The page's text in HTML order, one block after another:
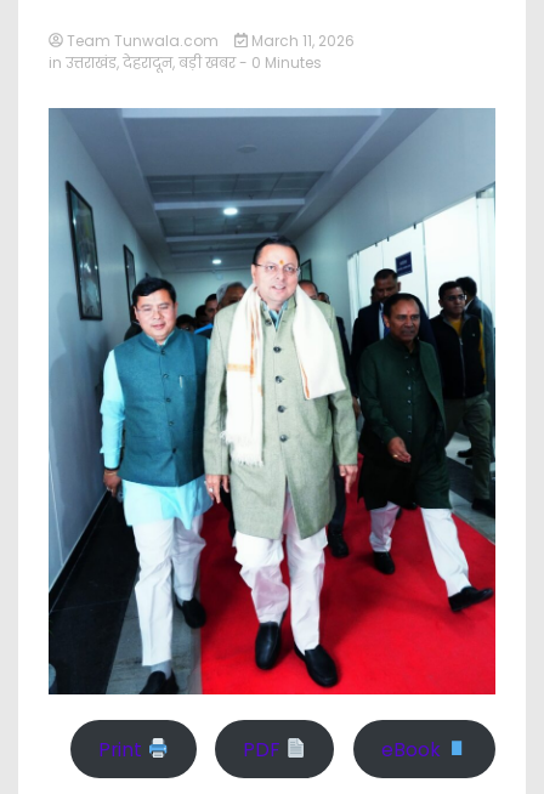
Team Tunwala.com
March 11, 2026
in उत्तराखंड,देहरादून,बड़ी खबर - 0 Minutes
Print PDF eBook